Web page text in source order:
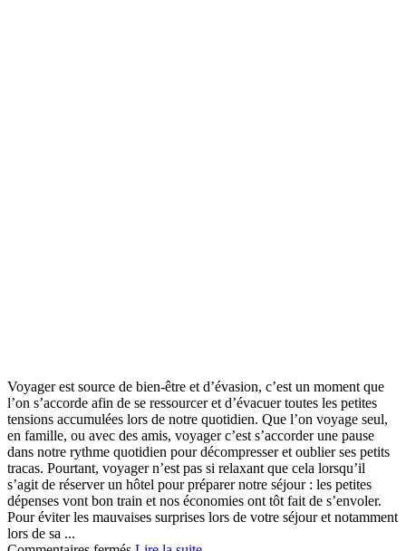
Voyager est source de bien-être et d’évasion, c’est un moment que
l’on s’accorde afin de se ressourcer et d’évacuer toutes les petites
tensions accumulées lors de notre quotidien. Que l’on voyage seul,
en famille, ou avec des amis, voyager c’est s’accorder une pause
dans notre rythme quotidien pour décompresser et oublier ses petits
tracas. Pourtant, voyager n’est pas si relaxant que cela lorsqu’il
s’agit de réserver un hôtel pour préparer notre séjour : les petites
dépenses vont bon train et nos économies ont tôt fait de s’envoler.
Pour éviter les mauvaises surprises lors de votre séjour et notamment
lors de sa ...